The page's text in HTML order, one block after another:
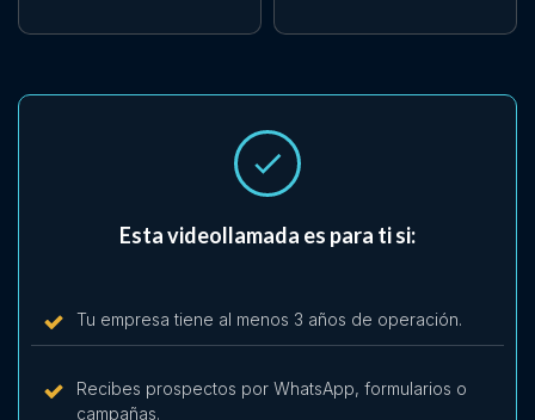
Esta videollamada es para ti si:
Tu empresa tiene al menos 3 años de operación.
Recibes prospectos por WhatsApp, formularios o
campañas.